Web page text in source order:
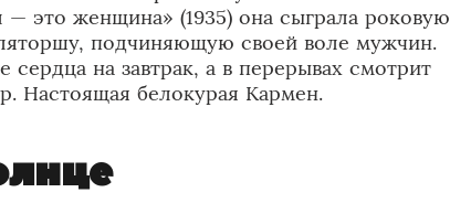
это женщина» (1935) она сыграла роковую
подчиняющую своей воле мужчин.
на завтрак, а в перерывах смотрит
Настоящая белокурая Кармен.